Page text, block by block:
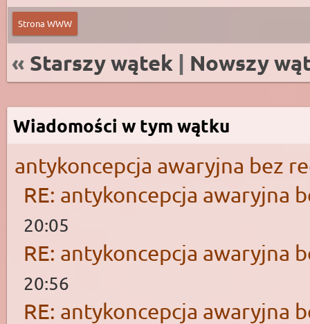
Strona WWW
« Starszy wątek | Nowszy
Wiadomości w tym wątku
antykoncepcja awaryjna bez
RE: antykoncepcja awaryjna
20:05
RE: antykoncepcja awaryjna
20:56
RE: antykoncepcja awaryjna